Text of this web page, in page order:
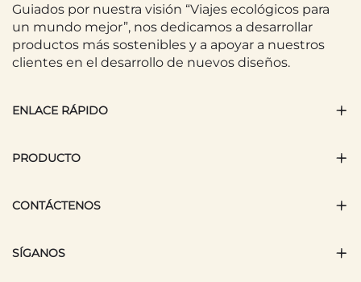
Guiados por nuestra visión “Viajes ecológicos para
un mundo mejor”, nos dedicamos a desarrollar
productos más sostenibles y a apoyar a nuestros
clientes en el desarrollo de nuevos diseños.
ENLACE RÁPIDO
PRODUCTO
CONTÁCTENOS
SÍGANOS